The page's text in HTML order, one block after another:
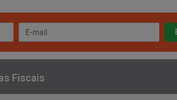
Fiscais